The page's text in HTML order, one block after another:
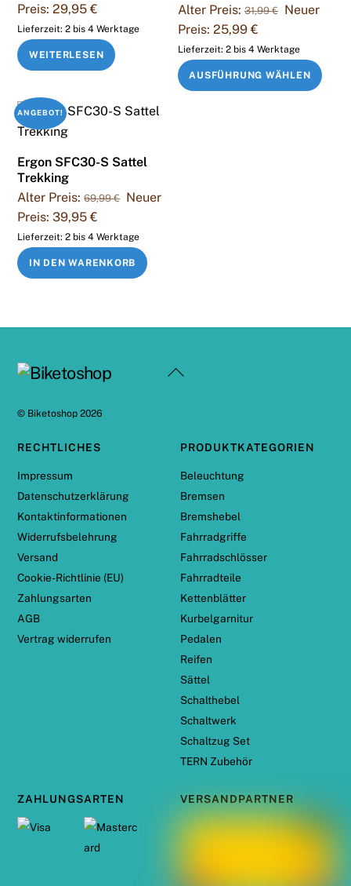
war:
Preis: 29,95€
Preis
ist:
29,95 €.
Lieferzeit:2 bis 4 Werktage
WEITERLESEN
Alter Preis: 31,99€
war:
31,99 €
Neuer
Preis: 25,99€Aktueller
Preis
Lieferzeit: 2 bis 4 Werktage
AUSFÜHRUNG WÄHLEN
ANGEBOT!
Ergon SFC30-S Sattel
Trekking
Alter Preis: 69,99€ Ursprünglicher
war:
69,99 €
Neuer
Preis: 39,95€
Preis
39,95 €.
Lieferzeit:2 bis 4 Werktage
IN DEN WARENKORB
Back
© Biketoshop 2026
RECHTLICHES
Impressum
Datenschutzerklärung
Kontaktinformationen
Widerrufsbelehrung
Versand
Cookie-Richtlinie (EU)
Zahlungsarten
AGB
Vertrag widerrufen
PRODUKTKATEGORIEN
Beleuchtung
Bremsen
Bremshebel
Fahrradgriffe
Fahrradschlösser
Fahrradteile
Kettenblätter
Kurbelgarnitur
Pedalen
Reifen
Sättel
Schalthebel
Schaltwerk
Schaltzug Set
TERN Zubehör
ZAHLUNGSARTEN VERSANDPARTNER